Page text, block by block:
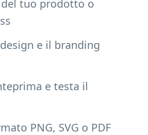
tuo prodotto o
e il branding
e testa il
PNG, SVG o PDF